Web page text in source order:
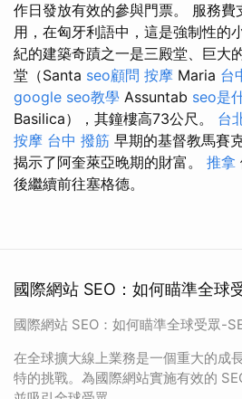
作日發放有效的參與門票。 服務費
用，在匈牙利語中，這是強制性的
紀的建築奇蹟之一是三殿堂、巨大
堂（Santa seo顧問 按摩 Maria 台
google seo教學 Assuntab seo是
Basilica），其鐘樓高73公尺。 台
按摩 台中 撥筋 早期的基督教馬賽
揭示了阿奎萊亞晚期的財富。 推拿
後繼續前往塞格德。
國際網站 SEO：如何瞄準全球
國際網站 SEO：如何瞄準全球受眾-
在全球擴大線上業務是一個重大的成
特的挑戰。為國際網站實施有效的